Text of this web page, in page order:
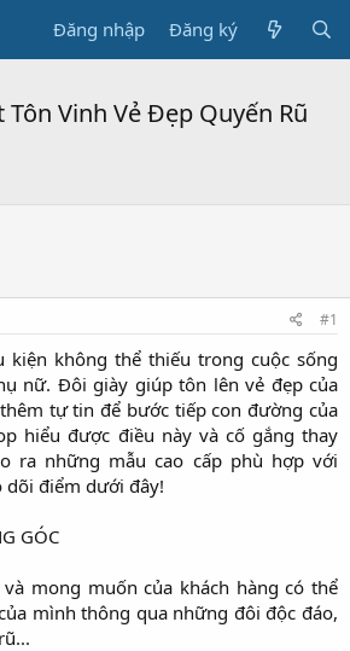
Đăng nhập Đăng ký
Tôn Vinh Vẻ Đẹp Quyến Rũ
#1
kiện không thể thiếu trong cuộc sống
nữ. Đôi giày giúp tôn lên vẻ đẹp của
tự tin để bước tiếp con đường của
hiểu được điều này và cố gắng thay
ra những mẫu cao cấp phù hợp với
dõi điểm dưới đây!
GÓC
mong muốn của khách hàng có thể
mình thông qua những đôi độc đáo,